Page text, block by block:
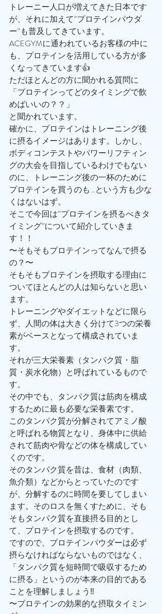
トレーニー人口が増えてきた日本です
が、それに加えて”プロテインパウダ
ー”も普及してきています。
ACEGYMに通われているお客様の中に
も、プロテインを活用している方が多
くなってきています👍
ただほとんどの方に聞かれる質問に
「プロテインってどのタイミングで飲
めばいいの？？」
と聞かれています。
確かに、プロテインはトレーニング後
に摂るイメージはあります。しかし、
ボディコンテストやパワーリフティン
グの大会を目指しているわけでもない
のに、トレーニング後の一杯のために
プロテインを買うのも…という方も少な
くはないはず。
そこで今回は”プロテインを摂るべきタ
イミング”について紹介していきま
す！！
〜そもそもプロテインってなんで摂る
の？〜
そもそもプロテインを摂取する理由に
ついてほとんどの人は知らないと思い
ます。
トレーニングやダイエットなどに限ら
ず、人間の体は大きく分けて3つの栄養
素がベースとなって構成されていま
す。
それが三大栄養素（タンパク質・脂
質・炭水化物）と呼ばれているもので
す。
その中でも、タンパク質は筋肉を構成
するために最も必要な栄養素です。
このタンパク質が分解されてアミノ酸
と呼ばれる物質となり、身体中に供給
されて筋肉や骨などの体を構成してい
くのです。
そのタンパク質を昔は、食材（肉類、
魚介類）などからとっていたのです
が、分解するのに時間を要してしまい
ます。そのロスを無くすために、そも
そもタンパク質を直接摂る目的とし
て、プロテインを摂取するのです。
ですので、プロテインパウダーは必ず
摂らなければならないものではなく、
「タンパク質を短時間で吸収するため
に摂る」というのが本来の目的である
ことを理解しましょう‼️
〜プロテインの効果的な摂取タイミン